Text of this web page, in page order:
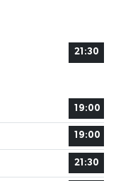
21:30
19:00
19:00
21:30